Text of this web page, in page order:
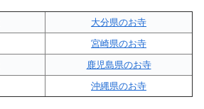
大分県のお寺
宮崎県のお寺
鹿児島県のお寺
沖縄県のお寺